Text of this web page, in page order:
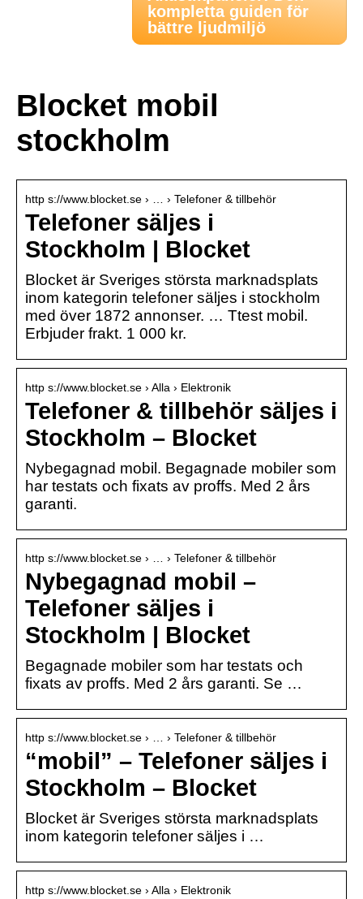
kompletta guiden för
bättre ljudmiljö
Blocket mobil
stockholm
http s://www.blocket.se › … › Telefoner & tillbehör
Telefoner säljes i
Stockholm | Blocket
Blocket är Sveriges största marknadsplats
inom kategorin telefoner säljes i stockholm
med över 1872 annonser. … Ttest mobil.
Erbjuder frakt. 1 000 kr.
http s://www.blocket.se › Alla › Elektronik
Telefoner & tillbehör säljes i
Stockholm – Blocket
Nybegagnad mobil. Begagnade mobiler som
har testats och fixats av proffs. Med 2 års
garanti.
http s://www.blocket.se › … › Telefoner & tillbehör
Nybegagnad mobil –
Telefoner säljes i
Stockholm | Blocket
Begagnade mobiler som har testats och
fixats av proffs. Med 2 års garanti. Se …
http s://www.blocket.se › … › Telefoner & tillbehör
“mobil” – Telefoner säljes i
Stockholm – Blocket
Blocket är Sveriges största marknadsplats
inom kategorin telefoner säljes i …
http s://www.blocket.se › Alla › Elektronik